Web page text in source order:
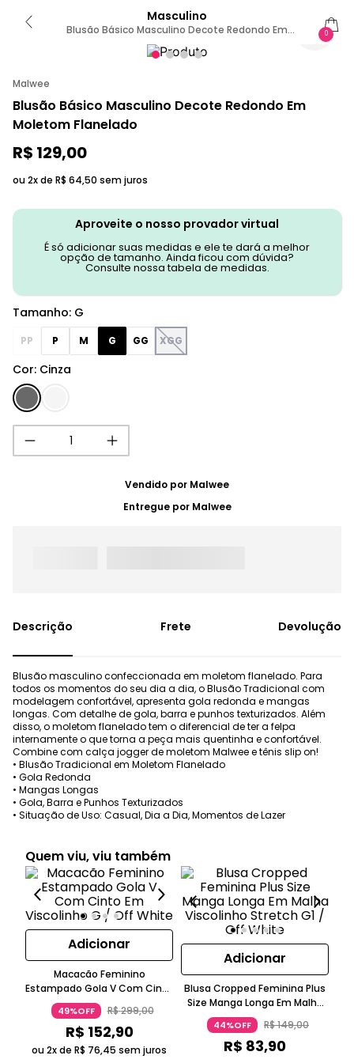
Masculino
Blusão Básico Masculino Decote Redondo Em
Moletom Flanelado G / Cinza
0
Malwee
Blusão Básico Masculino Decote Redondo Em
Moletom Flanelado
R$ 129,00
ou 2x de R$ 64,50 sem juros
Aproveite o nosso provador virtual
É só adicionar suas medidas e ele te dará a melhor
opção de tamanho. Ainda ficou com dúvida?
Consulte nossa tabela de medidas.
Cor: Cinza
Tamanho: G
PP P M G GG XGG
Vendido por Malwee
Entregue por Malwee
Frete Devolução
Blusão masculino confeccionada em moletom flanelado. Para
todos os momentos do seu dia a dia, o Blusão Tradicional com
modelagem confortável, apresenta gola redonda e mangas
longas. Com detalhe de gola, barra e punhos texturizados. Além
disso, o moletom flanelado tem o diferencial de ter a felpa
internamente o que torna a peça mais quentinha e confortável.
Combine com calça jogger de moletom Malwee e tênis slip on!
• Blusão Tradicional em Moletom Flanelado
• Gola Redonda
• Mangas Longas
• Gola, Barra e Punhos Texturizados
• Situação de Uso: Casual, Dia a Dia, Momentos de Lazer
Quem viu, viu também
Adicionar
Macacão Feminino
Estampado Gola V Com Cinto
Em Viscolinho
49%OFF R$299,00
R$ 152,90
ou 2x de R$ 76,45 sem juros
Adicionar
Blusa Cropped Feminina Plus
Size Manga Longa Em Malha
Viscolinho Stretch
44%OFF R$149,00
R$ 83,90